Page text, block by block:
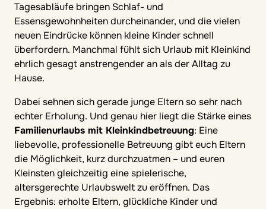
Tagesabläufe bringen Schlaf- und
Essensgewohnheiten durcheinander, und die vielen
neuen Eindrücke können kleine Kinder schnell
überfordern. Manchmal fühlt sich Urlaub mit Kleinkind
ehrlich gesagt anstrengender an als der Alltag zu
Hause.
Dabei sehnen sich gerade junge Eltern so sehr nach
echter Erholung. Und genau hier liegt die Stärke eines
Familienurlaubs mit Kleinkindbetreuung: Eine
liebevolle, professionelle Betreuung gibt euch Eltern
die Möglichkeit, kurz durchzuatmen – und euren
Kleinsten gleichzeitig eine spielerische,
altersgerechte Urlaubswelt zu eröffnen. Das
Ergebnis: erholte Eltern, glückliche Kinder und